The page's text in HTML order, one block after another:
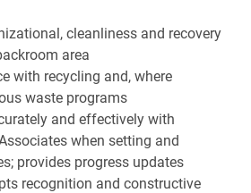
cleanliness and recovery
area
with recycling and, where
waste programs
and effectively with
when setting and
provides progress updates
recognition and constructive